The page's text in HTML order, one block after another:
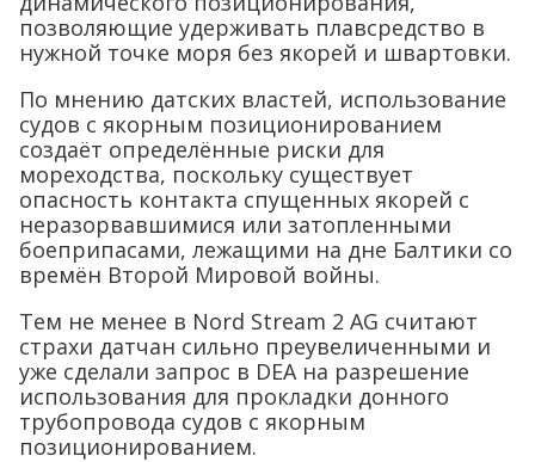
позволяющие удерживать плавсредство в
нужной точке моря без якорей и швартовки.
По мнению датских властей, использование
судов с якорным позиционированием
создаёт определённые риски для
мореходства, поскольку существует
опасность контакта спущенных якорей с
неразорвавшимися или затопленными
боеприпасами, лежащими на дне Балтики со
времён Второй Мировой войны.
Тем не менее в Nord Stream 2 AG считают
страхи датчан сильно преувеличенными и
уже сделали запрос в DEA на разрешение
использования для прокладки донного
трубопровода судов с якорным
позиционированием.